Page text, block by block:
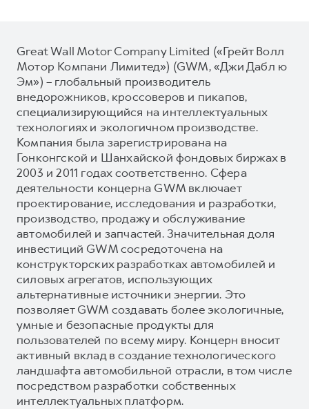
Great Wall Motor Company Limited («Грейт Волл
Мотор Компани Лимитед») (GWM, «Джи Дабл ю
Эм») – глобальный производитель
внедорожников, кроссоверов и пикапов,
специализирующийся на интеллектуальных
технологиях и экологичном производстве.
Компания была зарегистрирована на
Гонконгской и Шанхайской фондовых биржах в
2003 и 2011 годах соответственно. Сфера
деятельности концерна GWM включает
проектирование, исследования и разработки,
производство, продажу и обслуживание
автомобилей и запчастей. Значительная доля
инвестиций GWM сосредоточена на
конструкторских разработках автомобилей и
силовых агрегатов, использующих
альтернативные источники энергии. Это
позволяет GWM создавать более экологичные,
умные и безопасные продукты для
пользователей по всему миру. Концерн вносит
активный вклад в создание технологического
ландшафта автомобильной отрасли, в том числе
посредством разработки собственных
интеллектуальных платформ.